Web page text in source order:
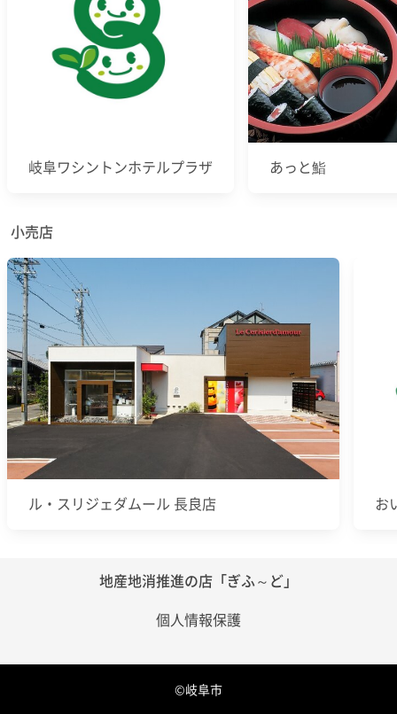
岐阜ワシントンホテルプラザ あっと鮨
小売店
ル・スリジェダムール 長良店 お
地産地消推進の店「ぎふ～ど」
個人情報保護
©岐阜市